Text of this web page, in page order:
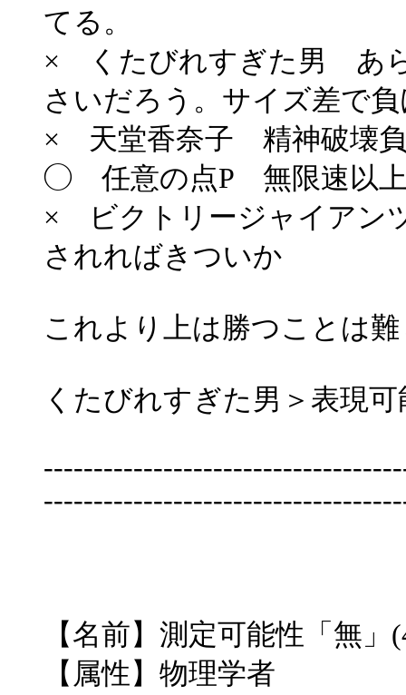
てる。
× くたびれすぎた男 あ
さいだろう。サイズ差で
× 天堂香奈子 精神破壊
◯ 任意の点P 無限速以上
× ビクトリージャイアン
されればきついか
これより上は勝つことは
くたびれすぎた男＞表現
【名前】測定可能性「無」
【属性】物理学者